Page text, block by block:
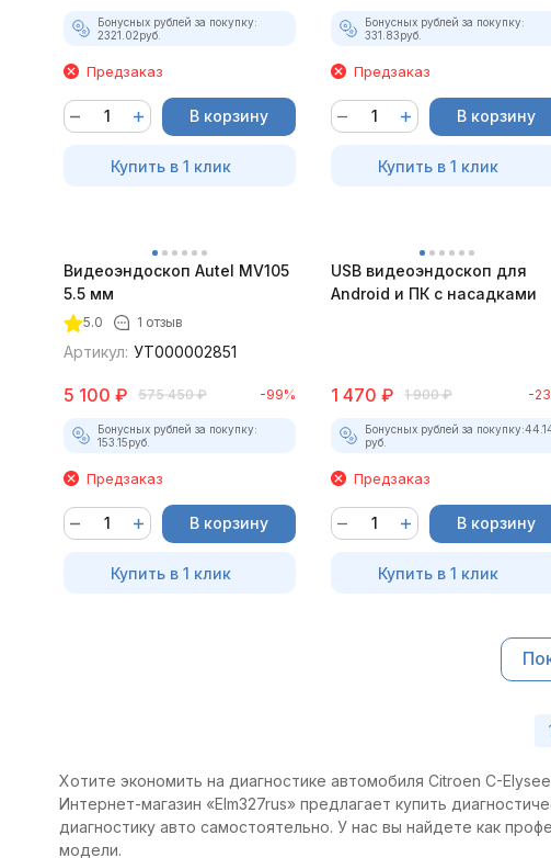
Бонусных рублей за покупку:
2321.02руб.
Предзаказ
В корзину
Купить в 1 клик
Бонусных рублей за покупку:
331.83руб.
Предзаказ
В корзину
Купить в 1 клик
Видеоэндоскоп Autel MV105
5.5 мм
5.0 1 отзыв
Артикул: УТ000002851
5 100 ₽ 575 450 ₽ -99%
Бонусных рублей за покупку:
153.15руб.
Предзаказ
В корзину
Купить в 1 клик
USB видеоэндоскоп для
Android и ПК с насадками
1 470 ₽ 1 900 ₽ -
Бонусных рублей за покупку:
руб.
Предзаказ
В корзину
Купить в 1 клик
Хотите экономить на диагностике автомобиля Citroen C-
Интернет-магазин «Elm327rus» предлагает купить
диагностику авто самостоятельно. У нас вы найдете как
модели.